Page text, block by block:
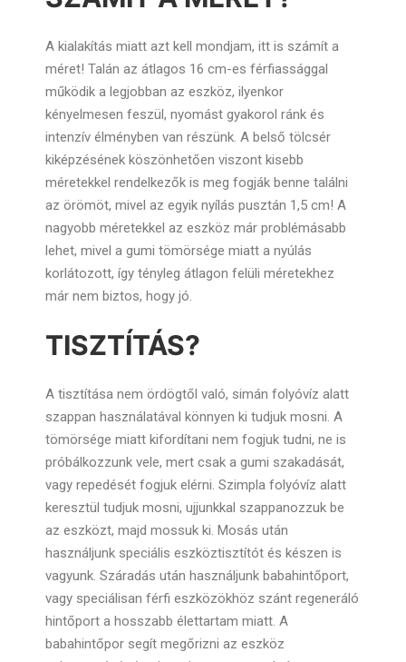
A kialakítás miatt azt kell mondjam, itt is számít a
méret! Talán az átlagos 16 cm-es férfiassággal
működik a legjobban az eszköz, ilyenkor
kényelmesen feszül, nyomást gyakorol ránk és
intenzív élményben van részünk. A belső tölcsér
kiképzésének köszönhetően viszont kisebb
méretekkel rendelkezők is meg fogják benne találni
az örömöt, mivel az egyik nyílás pusztán 1,5 cm! A
nagyobb méretekkel az eszköz már problémásabb
lehet, mivel a gumi tömörsége miatt a nyúlás
korlátozott, így tényleg átlagon felüli méretekhez
már nem biztos, hogy jó.
TISZTÍTÁS?
A tisztítása nem ördögtől való, simán folyóvíz alatt
szappan használatával könnyen ki tudjuk mosni. A
tömörsége miatt kifordítani nem fogjuk tudni, ne is
próbálkozzunk vele, mert csak a gumi szakadását,
vagy repedését fogjuk elérni. Szimpla folyóvíz alatt
keresztül tudjuk mosni, ujjunkkal szappanozzuk be
az eszközt, majd mossuk ki. Mosás után
használjunk speciális eszköztisztítót és készen is
vagyunk. Száradás után használjunk babahintőport,
vagy speciálisan férfi eszközökhöz szánt regeneráló
hintőport a hosszabb élettartam miatt. A
babahintőpor segít megőrizni az eszköz